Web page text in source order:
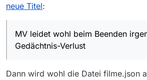
neue Titel:
MV leidet wohl beim Beenden
Gedächtnis-Verlust
Dann wird wohl die Datei filme.json